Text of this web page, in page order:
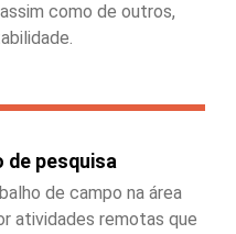
como de outros,
pesquisa
de campo na área
atividades remotas que